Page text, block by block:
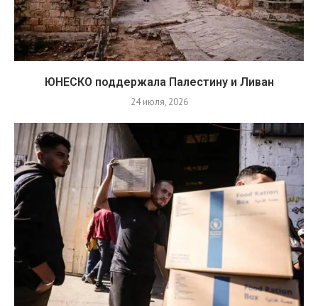
ЮНЕСКО поддержала Палестину и Ливан
24 июля, 2026